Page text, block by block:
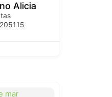
Alicia